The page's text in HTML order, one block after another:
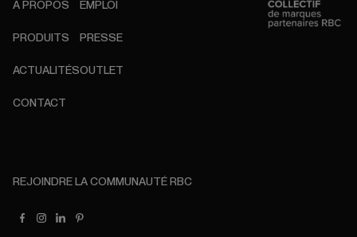
À PROPOS
PRODUITS
ACTUALITÉS
CONTACT
EMPLOI
PRESSE
OUTLET
REJOINDRE LA COMMUNAUTÉ RBC